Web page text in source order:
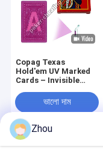
Copag Texas
Hold'em UV Marked
Cards – Invisible
Cheating Cards
ভালো দাম
বাড়ি
আমাদের
Zhou